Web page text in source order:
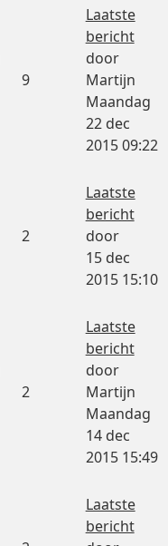
9
Laatste
bericht
door
Martijn
Maandag
22 dec
2015 09:22
2
Laatste
bericht
door
15 dec
2015 15:10
2
Laatste
bericht
door
Martijn
Maandag
14 dec
2015 15:49
Laatste
bericht